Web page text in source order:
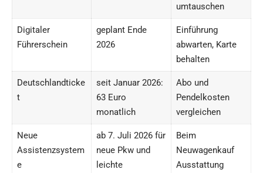
umtauschen
Digitaler
Führerschein
geplant Ende
2026
Einführung
abwarten, Karte
behalten
Deutschlandticke
t
seit Januar 2026:
63 Euro
monatlich
Abo und
Pendelkosten
vergleichen
Neue
Assistenzsystem
e
ab 7. Juli 2026 für
neue Pkw und
leichte
Beim
Neuwagenkauf
Ausstattung